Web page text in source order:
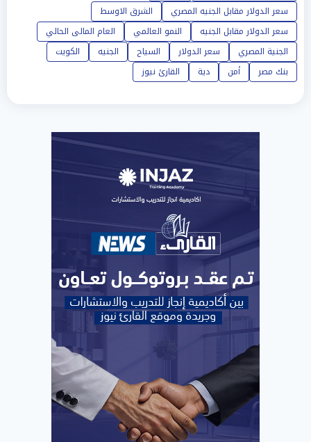
سعر الدولار مقابل الجنيه المصري
الشرق الاوسط
سعر الدولار مقابل الجنيه
النمو العالمي
العام المالى الحالي
الجنية المصري
سعر الدولار السياح الجنيه
الكويت
بنك مصر
أمن دية القارئ نيوز